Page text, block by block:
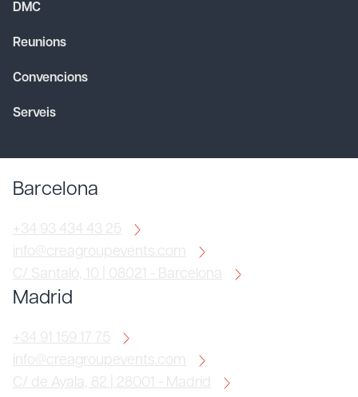
DMC
Reunions
Convencions
Serveis
Barcelona
+34 93 434 43 25
info@creagroupevents.com
C/ Santaló, 10 | 08021 - Barcelona
Madrid
+34 91 159 17 75
info@creagroupevents.com
C/ de Ayala, 82 | 28001 - Madrid